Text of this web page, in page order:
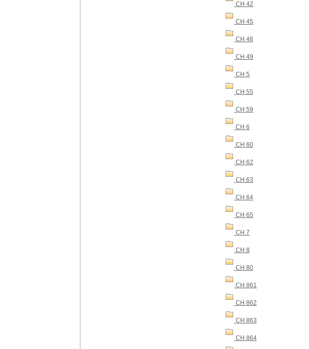
CH 42
CH 45
CH 48
CH 49
CH 5
CH 55
CH 59
CH 6
CH 60
CH 62
CH 63
CH 64
CH 65
CH 7
CH 8
CH 80
CH 861
CH 862
CH 863
CH 864